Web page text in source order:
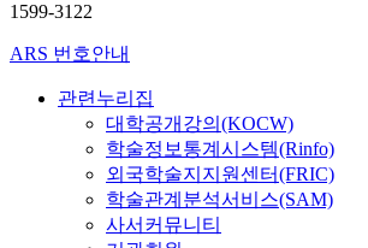
1599-3122
ARS 번호안내
관련누리집
대학공개강의(KOCW)
학술정보통계시스템(Rinfo)
외국학술지지원센터(FRIC)
학술관계분석서비스(SAM)
사서커뮤니티